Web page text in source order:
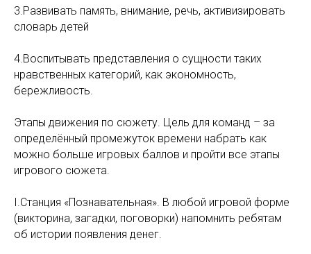
3.Развивать память, внимание, речь, активизировать
словарь детей
4.Воспитывать представления о сущности таких
нравственных категорий, как экономность,
бережливость.
Этапы движения по сюжету. Цель для команд – за
определённый промежуток времени набрать как
можно больше игровых баллов и пройти все этапы
игрового сюжета.
I.Станция «Познавательная». В любой игровой форме
(викторина, загадки, поговорки) напомнить ребятам
об истории появления денег.